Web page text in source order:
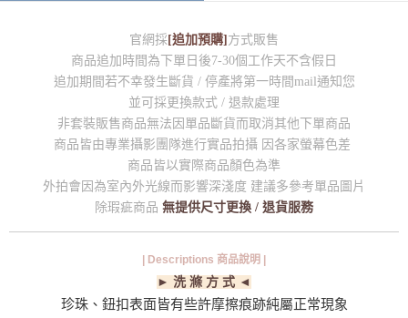
官網採[追加預購]方式販售
商品追加時間為下單日後7-30個工作天不含假日
追加期間若不幸發生斷貨 / 停產將第一時間mail通知您
並可採更換款式 / 退款處理
非套裝販售商品無法因單品斷貨而取消其他下單商品
商品皆由專業攝影團隊進行實品拍攝 因各家螢幕色差
商品皆以實際商品顏色為準
外拍會因為室內外光線而影響深淺度 建議多參考單品圖片
除瑕疵商品 無提供尺寸更換 / 退貨服務
| Descriptions 商品說明 |
► 洗 滌 方 式 ◄
珍珠、鈕扣表面皆有些許摩擦痕跡​純屬正常現象